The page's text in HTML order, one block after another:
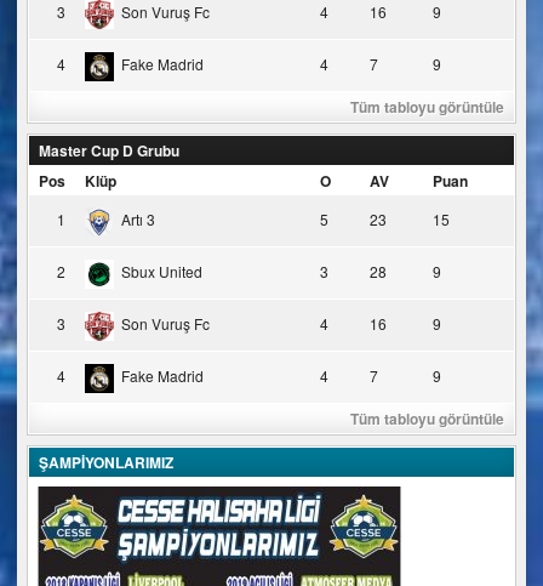
3 Son Vuruş Fc 4 16 9
4 Fake Madrid 4 7 9
Tüm tabloyu görüntüle
Master Cup D Grubu
Pos
Klüp O AV Puan
1 Artı 3 5 23 15
2 Sbux United 3 28 9
3 Son Vuruş Fc 4 16 9
4 Fake Madrid 4 7 9
Tüm tabloyu görüntüle
ŞAMPİYONLARIMIZ